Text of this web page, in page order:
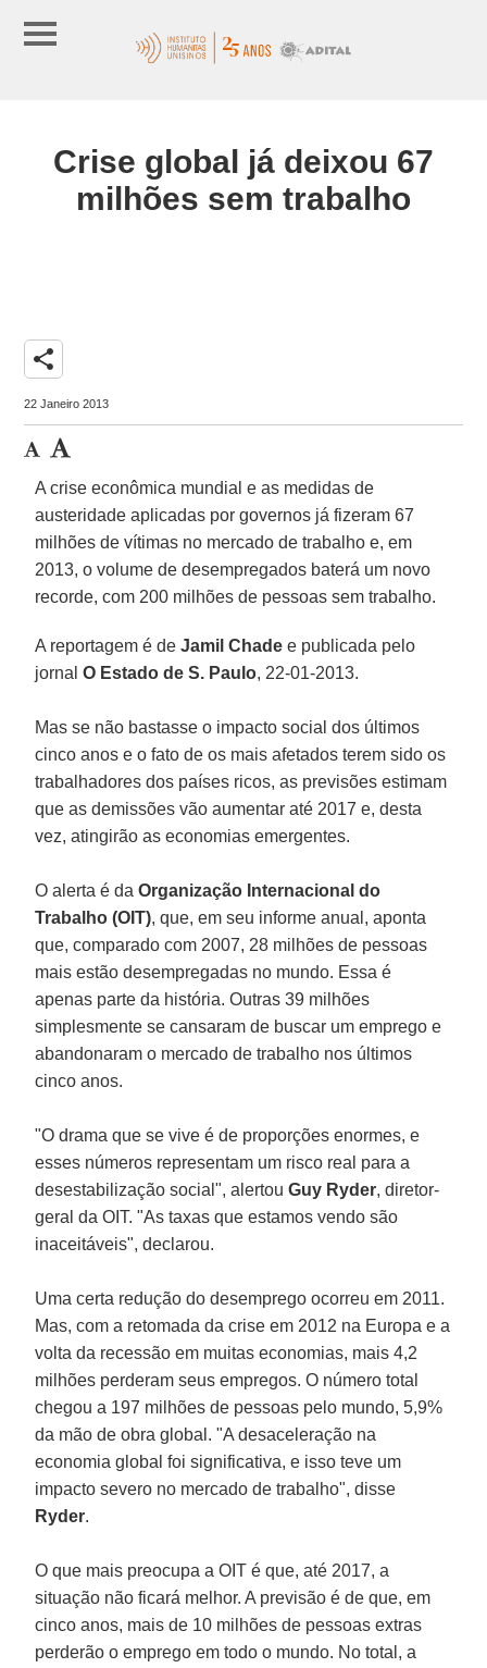
Crise global já deixou 67
milhões sem trabalho
share
22 Janeiro 2013
A crise econômica mundial e as medidas de
austeridade aplicadas por governos já fizeram 67
milhões de vítimas no mercado de trabalho e, em
2013, o volume de desempregados baterá um novo
recorde, com 200 milhões de pessoas sem trabalho.
A reportagem é deJamil Chade e publicada pelo
jornalO Estado de S. Paulo, 22-01-2013.
Mas se não bastasse o impacto social dos últimos
cinco anos e o fato de os mais afetados terem sido os
trabalhadores dos países ricos, as previsões estimam
que as demissões vão aumentar até 2017 e, desta
vez, atingirão as economias emergentes.
O alerta é daOrganização Internacional do
Trabalho (OIT), que, em seu informe anual, aponta
que, comparado com 2007, 28 milhões de pessoas
mais estão desempregadas no mundo. Essa é
apenas parte da história. Outras 39 milhões
simplesmente se cansaram de buscar um emprego e
abandonaram o mercado de trabalho nos últimos
cinco anos.
"O drama que se vive é de proporções enormes, e
esses números representam um risco real para a
desestabilização social", alertouGuy Ryder, diretor-
geral da OIT. "As taxas que estamos vendo são
inaceitáveis", declarou.
Uma certa redução do desemprego ocorreu em 2011.
Mas, com a retomada da crise em 2012 na Europa e a
volta da recessão em muitas economias, mais 4,2
milhões perderam seus empregos. O número total
chegou a 197 milhões de pessoas pelo mundo, 5,9%
da mão de obra global. "A desaceleração na
economia global foi significativa, e isso teve um
impacto severo no mercado de trabalho", disse
Ryder.
O que mais preocupa a OIT é que, até 2017, a
situação não ficará melhor. A previsão é de que, em
cinco anos, mais de 10 milhões de pessoas extras
perderão o emprego em todo o mundo. No total, a